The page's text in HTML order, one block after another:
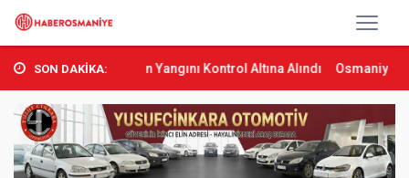
SON DAKİKA:
Orman Yangını Kontrol Altına Alındı Osmaniye’de Tren